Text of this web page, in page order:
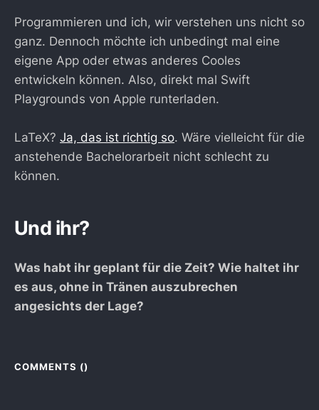
Programmieren und ich, wir verstehen uns nicht so
ganz. Dennoch möchte ich unbedingt mal eine
eigene App oder etwas anderes Cooles
entwickeln können. Also, direkt mal Swift
Playgrounds von Apple runterladen.
LaTeX? Ja, das ist richtig so. Wäre vielleicht für die
anstehende Bachelorarbeit nicht schlecht zu
können.
Und ihr?
Was habt ihr geplant für die Zeit? Wie haltet ihr
es aus, ohne in Tränen auszubrechen
angesichts der Lage?
COMMENTS ()